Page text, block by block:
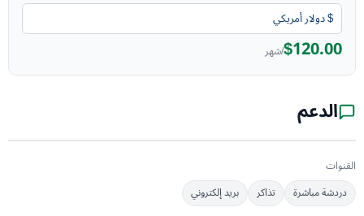
$120.00/شهر
الدعم
القنوات
دردشة مباشرة
تذاكر بريد إلكتروني